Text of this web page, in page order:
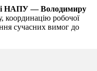
НАПУ — Володимиру
координацію робочої
сучасних вимог до